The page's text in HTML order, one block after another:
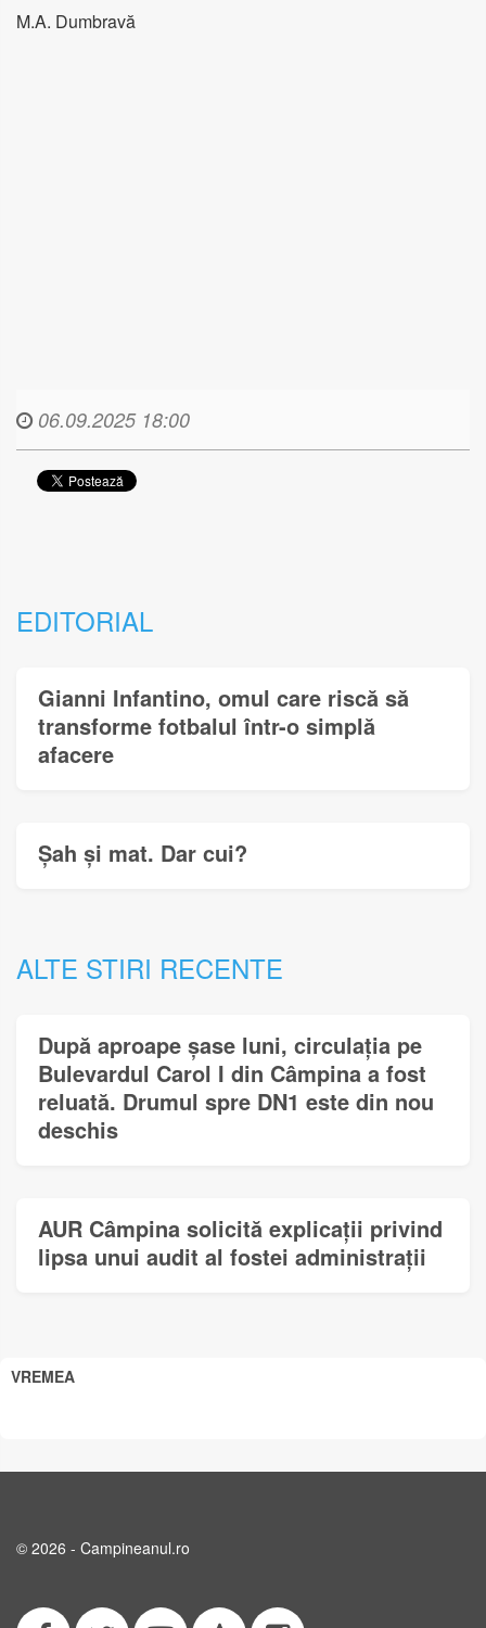
M.A. Dumbravă
06.09.2025 18:00
EDITORIAL
Gianni Infantino, omul care riscă să
transforme fotbalul într-o simplă
afacere
Șah și mat. Dar cui?
ALTE STIRI RECENTE
După aproape șase luni, circulația pe
Bulevardul Carol I din Câmpina a fost
reluată. Drumul spre DN1 este din nou
deschis
AUR Câmpina solicită explicații privind
lipsa unui audit al fostei administrații
VREMEA
© 2026 - Campineanul.ro